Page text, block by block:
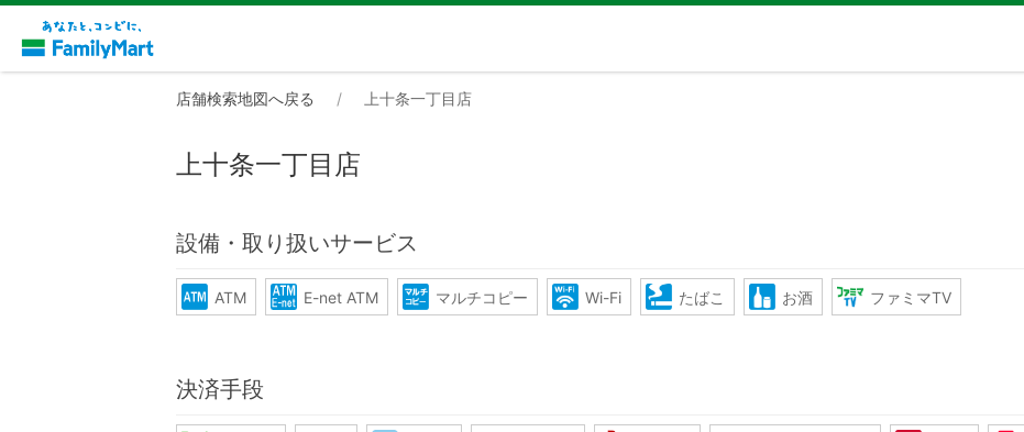
店舗検索地図へ戻る 上十条一丁目店
上十条一丁目店
設備・取り扱いサービス
ATM E-net ATM マルチコピー Wi-Fi たばこ お酒 ファミマTV
決済手段